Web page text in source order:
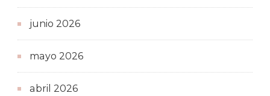
junio 2026
mayo 2026
abril 2026